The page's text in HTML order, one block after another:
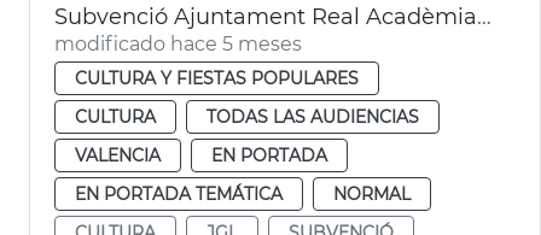
Subvenció Ajuntament Real Acadèmia de Cultura Valenciana
modificado hace 5 meses
CULTURA Y FIESTAS POPULARES
CULTURA
TODAS LAS AUDIENCIAS
VALENCIA
EN PORTADA
EN PORTADA TEMÁTICA
NORMAL